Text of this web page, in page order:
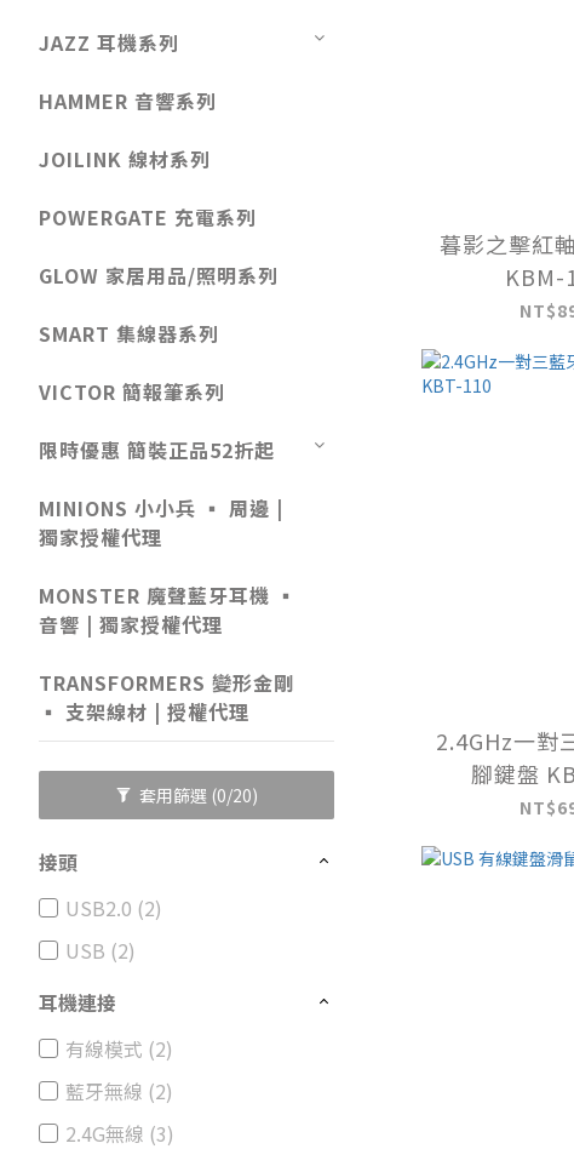
JAZZ 耳機系列
HAMMER 音響系列
JOILINK 線材系列
POWERGATE 充電系列
GLOW 家居用品/照明系列
SMART 集線器系列
VICTOR 簡報筆系列
限時優惠 簡裝正品52折起
MINIONS 小小兵 ▪️ 周邊 |
獨家授權代理
MONSTER 魔聲藍牙耳機 ▪️
音響 | 獨家授權代理
TRANSFORMERS 變形金剛
▪️ 支架線材 | 授權代理
套用篩選 (0/20)
接頭
USB2.0 (2)
USB (2)
耳機連接
有線模式 (2)
藍牙無線 (2)
2.4G無線 (3)
暮影之擊紅
KBM-
2.4GHz一對
腳鍵盤